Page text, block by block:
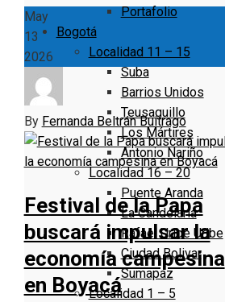
Portafolio
Bogotá
Localidad 11 – 15
Suba
Barrios Unidos
Teusaquillo
Los Mártires
Antonio Nariño
Localidad 16 – 20
Puente Aranda
La Candelaria
Rafael Uribe Uribe
Ciudad Bolivar
Sumapaz
Localidad 1 – 5
May
13
2026
By Fernanda Beltrán Buitrago
Festival de la Papa
buscará impulsar la
economía campesina
en Boyacá